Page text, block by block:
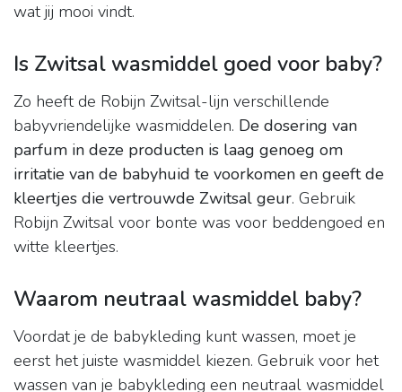
wat jij mooi vindt.
Is Zwitsal wasmiddel goed voor baby?
Zo heeft de Robijn Zwitsal-lijn verschillende
babyvriendelijke wasmiddelen. De dosering van
parfum in deze producten is laag genoeg om
irritatie van de babyhuid te voorkomen en geeft de
kleertjes die vertrouwde Zwitsal geur. Gebruik
Robijn Zwitsal voor bonte was voor beddengoed en
witte kleertjes.
Waarom neutraal wasmiddel baby?
Voordat je de babykleding kunt wassen, moet je
eerst het juiste wasmiddel kiezen. Gebruik voor het
wassen van je babykleding een neutraal wasmiddel